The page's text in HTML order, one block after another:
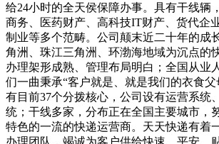
给24小时的全天侯保障办事。具有干线辆
商务、医药财产、高科技IT财产、货代企
制业等多个范畴。公司颠末近二十年的成
角洲、珠江三角洲、环渤海地域为沉点的
办理架形成熟、管理布局明白；全国从业
们一曲秉承“客户就是、就是我们的衣食
有目前37个分拨核心，公司设有运营系统
统；干线多家，分布正在全国主要城市，
特色的一流的快递运营商。天天快递有着
办理团队，竭诚为客户供给快速、平安、